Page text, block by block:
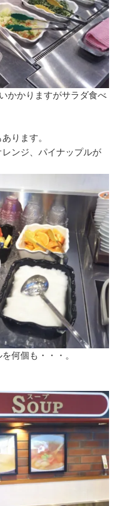
かかりますがサラダ食べ
ります。
ンジ、パイナップルが
何個も・・・。